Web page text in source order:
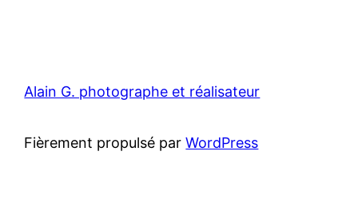
Alain G. photographe et réalisateur
Fièrement propulsé parWordPress